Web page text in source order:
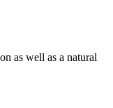
as well as a natural